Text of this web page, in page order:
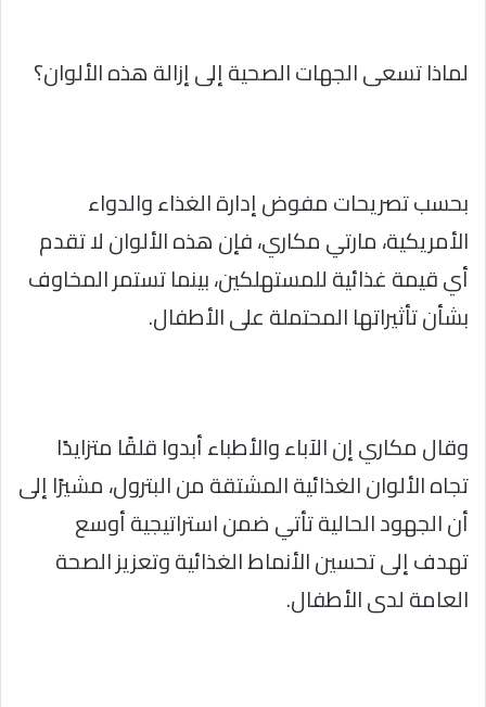
لماذا تسعى الجهات الصحية إلى إزالة هذه الألوان؟
بحسب تصريحات مفوض إدارة الغذاء والدواء
الأمريكية، مارتي مكاري، فإن هذه الألوان لا تقدم
أي قيمة غذائية للمستهلكين، بينما تستمر المخاوف
بشأن تأثيراتها المحتملة على الأطفال.
وقال مكاري إن الآباء والأطباء أبدوا قلقًا متزايدًا
تجاه الألوان الغذائية المشتقة من البترول، مشيرًا إلى
أن الجهود الحالية تأتي ضمن استراتيجية أوسع
تهدف إلى تحسين الأنماط الغذائية وتعزيز الصحة
العامة لدى الأطفال.